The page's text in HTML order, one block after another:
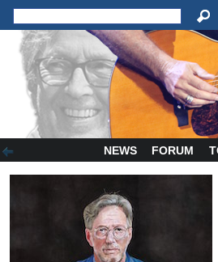
NEWS FORUM